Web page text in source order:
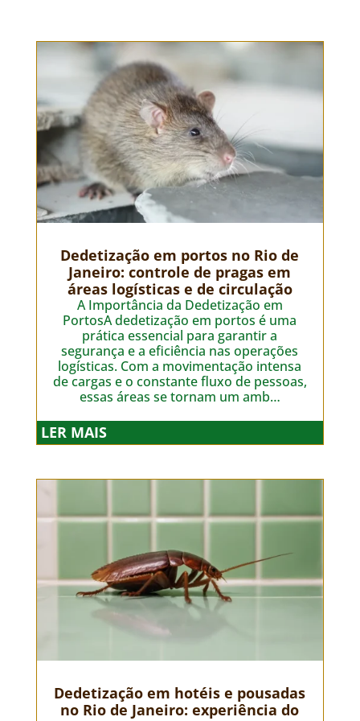
Dedetização em portos no Rio de
Janeiro: controle de pragas em
áreas logísticas e de circulação
A Importância da Dedetização em
PortosA dedetização em portos é uma
prática essencial para garantir a
segurança e a eficiência nas operações
logísticas. Com a movimentação intensa
de cargas e o constante fluxo de pessoas,
essas áreas se tornam um amb…
LER MAIS
Dedetização em hotéis e pousadas
no Rio de Janeiro: experiência do